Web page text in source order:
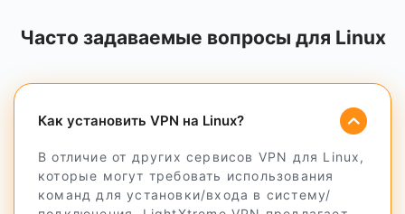
Часто задаваемые вопросы для Linux
Как установить VPN на Linux?
В отличие от других сервисов VPN для Linux,
которые могут требовать использования
команд для установки/входа в систему/